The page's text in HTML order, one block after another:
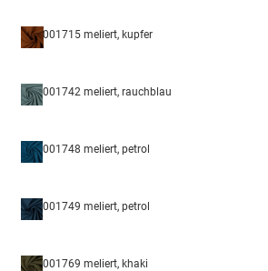
001715 meliert, kupfer
001742 meliert, rauchblau
001748 meliert, petrol
001749 meliert, petrol
001769 meliert, khaki